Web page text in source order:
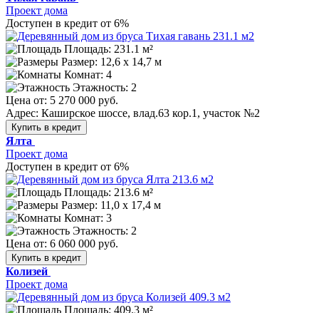
Проект дома
Доступен в кредит от 6%
Площадь: 231.1 м²
Размер: 12,6 х 14,7 м
Комнат: 4
Этажность: 2
Цена от: 5 270 000 руб.
Адрес: Каширское шоссе, влад.63 кор.1, участок №2
Купить в кредит
Ялта
Проект дома
Доступен в кредит от 6%
Площадь: 213.6 м²
Размер: 11,0 х 17,4 м
Комнат: 3
Этажность: 2
Цена от: 6 060 000 руб.
Купить в кредит
Колизей
Проект дома
Площадь: 409.3 м²